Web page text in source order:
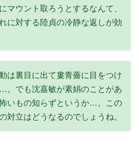
マウント取ろうとするなんて、
に対する陸貞の冷静な返しが効
は裏目に出て婁青薔に目をつけ
。でも沈嘉敏が素娟のことがあ
いもの知らずというか…。この
対立はどうなるのでしょうね。